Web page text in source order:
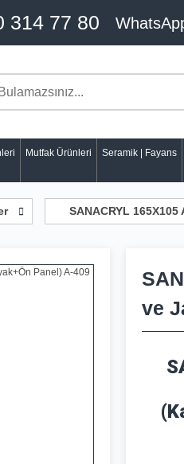
314 77 80
Mutfak Ürünleri Seramik | Fayans
SANACRYL
ve